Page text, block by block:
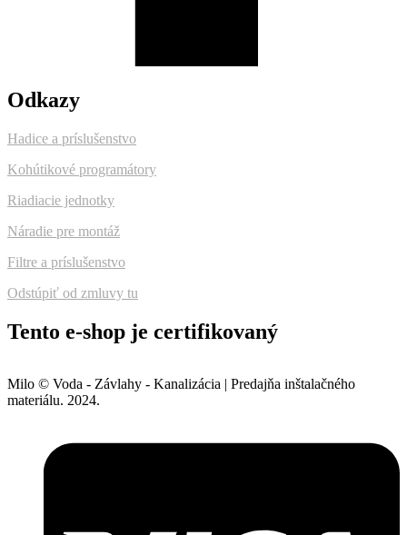
Odkazy
Hadice a príslušenstvo
Kohútikové programátory
Riadiacie jednotky
Náradie pre montáž
Filtre a príslušenstvo
Odstúpiť od zmluvy tu
Tento e-shop je certifikovaný
Milo © Voda - Závlahy - Kanalizácia | Predajňa inštalačného
materiálu. 2024.